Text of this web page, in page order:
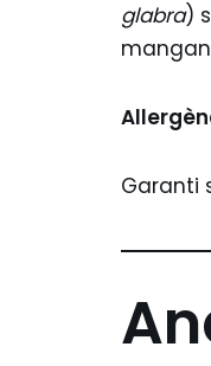
glabra)
Garanti